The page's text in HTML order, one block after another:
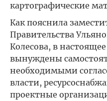
картографические
Как пояснила
Правительства
Колесова, в
вынуждены
необходимыми
власти,
проектные